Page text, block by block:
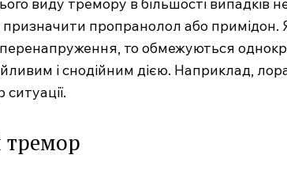
призначити пропранолол або
перенапруження, то обмежуються
і снодійним дією. Наприклад,
тремор